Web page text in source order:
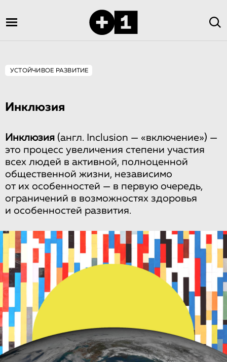
УСТОЙЧИВОЕ РАЗВИТИЕ
Инклюзия
Инклюзия (англ. Inclusion — «включение») —
это процесс увеличения степени участия
всех людей в активной, полноценной
общественной жизни, независимо
от их особенностей — в первую очередь,
ограничений в возможностях здоровья
и особенностей развития.